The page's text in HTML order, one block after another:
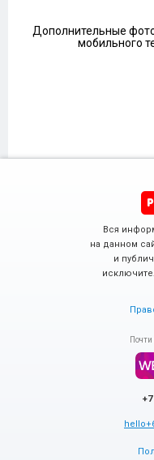
Дополнительные
мобильного
Вся
на данном
и